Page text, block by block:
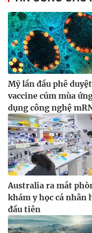
Mỹ lần đầu phê duyệt
vaccine cúm mùa
dụng công nghệ
Australia ra mắt
khám y học cá nhân
đầu tiên